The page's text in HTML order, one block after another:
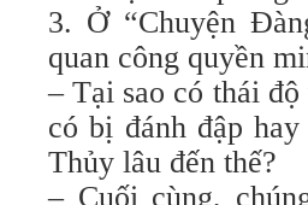
3. Ở “Chuyện
quan công quyền
– Tại sao có thái
có bị đánh đập
Thủy lâu đến thế?
– Cuối cùng,